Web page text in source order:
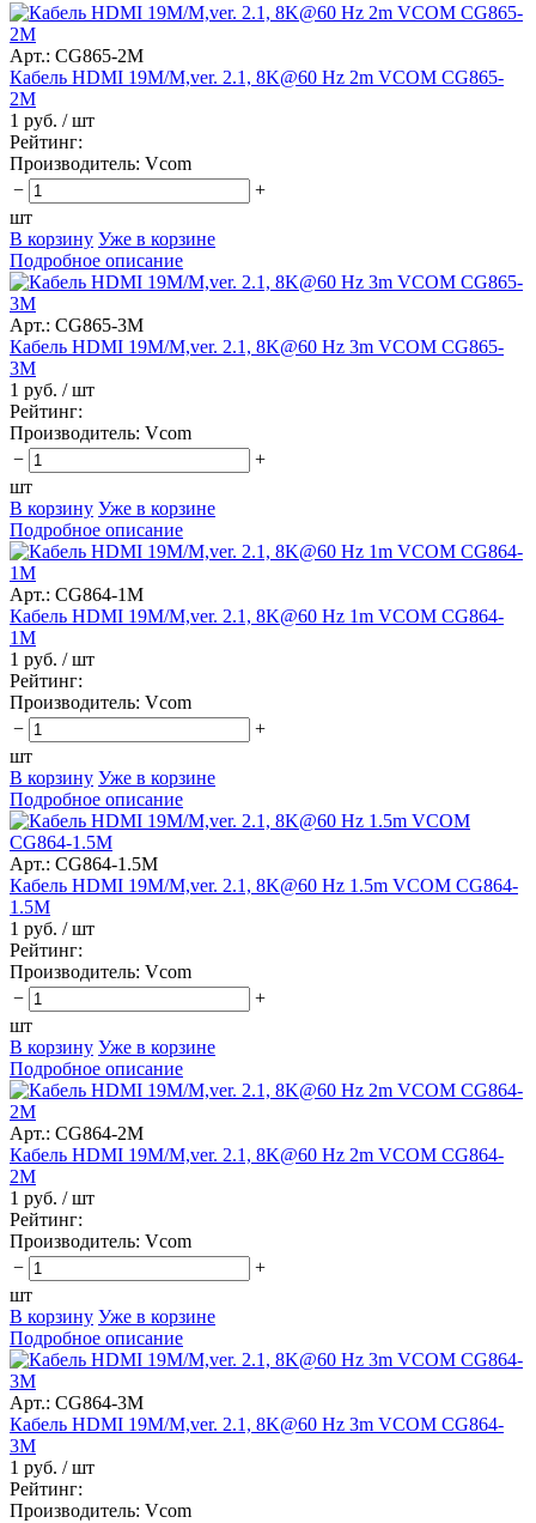
Арт.: CG865-2M
Кабель HDMI 19M/M,ver. 2.1, 8K@60 Hz 2m VCOM CG865-
2M
1 руб. / шт
Рейтинг:
Производитель: Vcom
−
+
шт
В корзину Уже в корзине
Подробное описание
Арт.: CG865-3M
Кабель HDMI 19M/M,ver. 2.1, 8K@60 Hz 3m VCOM CG865-
3M
1 руб. / шт
Рейтинг:
Производитель: Vcom
−
+
шт
В корзину Уже в корзине
Подробное описание
Арт.: CG864-1M
Кабель HDMI 19M/M,ver. 2.1, 8K@60 Hz 1m VCOM CG864-
1M
1 руб. / шт
Рейтинг:
Производитель: Vcom
−
+
шт
В корзину Уже в корзине
Подробное описание
Арт.: CG864-1.5M
Кабель HDMI 19M/M,ver. 2.1, 8K@60 Hz 1.5m VCOM CG864-
1.5M
1 руб. / шт
Рейтинг:
Производитель: Vcom
−
+
шт
В корзину Уже в корзине
Подробное описание
Арт.: CG864-2M
Кабель HDMI 19M/M,ver. 2.1, 8K@60 Hz 2m VCOM CG864-
2M
1 руб. / шт
Рейтинг:
Производитель: Vcom
−
+
шт
В корзину Уже в корзине
Подробное описание
Арт.: CG864-3M
Кабель HDMI 19M/M,ver. 2.1, 8K@60 Hz 3m VCOM CG864-
3M
1 руб. / шт
Рейтинг:
Производитель: Vcom